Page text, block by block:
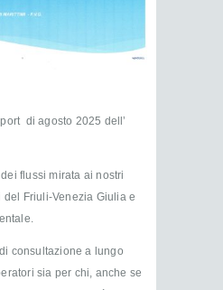
di agosto 2025 dell’
flussi mirata ai nostri
Friuli-Venezia Giulia e
consultazione a lungo
sia per chi, anche se